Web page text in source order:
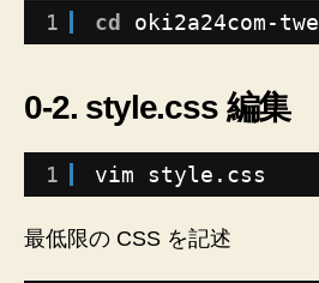
1 cd oki2a24com-
0-2. style.css 編集
1 vim style.css
最低限の CSS を記述